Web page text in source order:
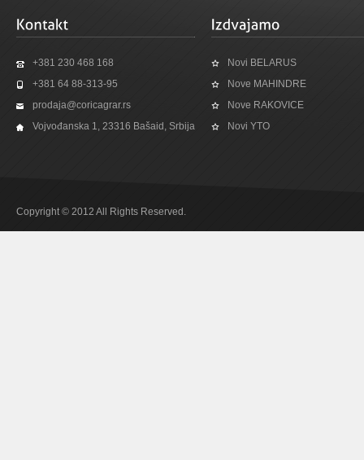
+381 230 468 168
+381 64 88-313-95
prodaja@coricagrar.rs
Vojvođanska 1, 23316 Bašaid, Srbija
Novi BELARUS
Nove MAHINDRE
Nove RAKOVICE
Novi YTO
Copyright © 2012 All Rights Reserved.